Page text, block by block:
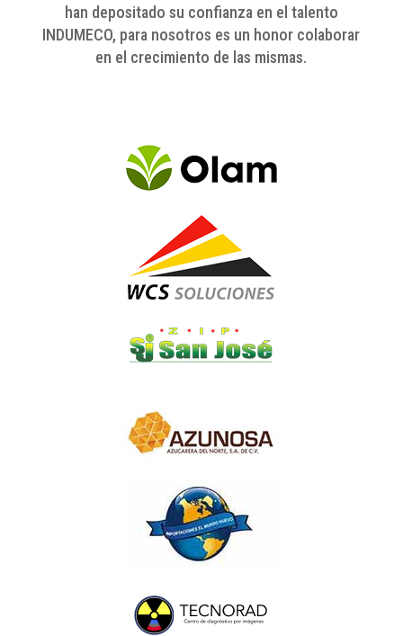
han depositado su confianza en el talento
INDUMECO, para nosotros es un honor colaborar
en el crecimiento de las mismas.